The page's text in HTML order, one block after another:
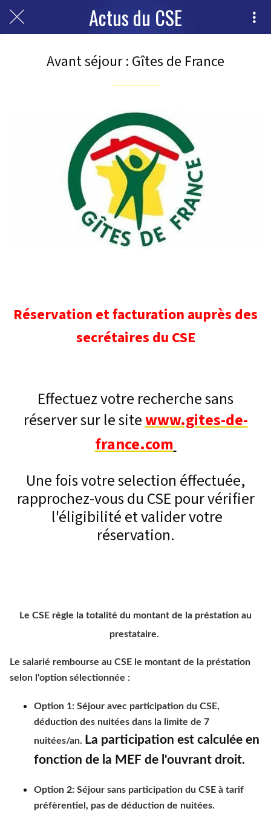
Actus du CSE
Avant séjour : Gîtes de France
Réservation et facturation auprès des
secrétaires du CSE
Effectuez votre recherche sans
réserver sur le sitewww.gites-de-
france.com
Une fois votre selection éffectuée,
rapprochez-vous du CSE pour vérifier
l'éligibilité et valider votre
réservation.
Le CSE règle la totalité du montant de la préstation au
prestataire.
Le salarié rembourse au CSE le montant de la préstation
selon l'option sélectionnée :
Option 1: Séjour avec participation du CSE,
déduction des nuitées dans la limite de 7
nuitées/an. La participation est calculée en
fonction de la MEF de l'ouvrant droit.
Option 2: Séjour sans participation du CSE à tarif
préfèrentiel, pas de déduction de nuitées.